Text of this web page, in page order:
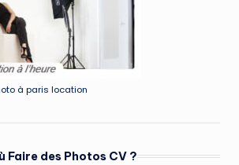
à paris location
Faire des Photos CV ?